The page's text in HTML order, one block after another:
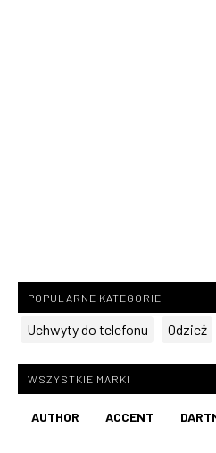
POPULARNE KATEGORIE
Uchwyty do telefonu Odzież
WSZYSTKIE MARKI
AUTHOR ACCENT